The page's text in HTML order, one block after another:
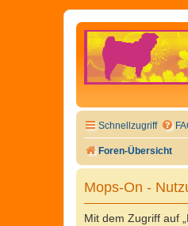
Schnellzugriff
Foren-Übersicht
Mops-On -
Mit dem Zugriff auf